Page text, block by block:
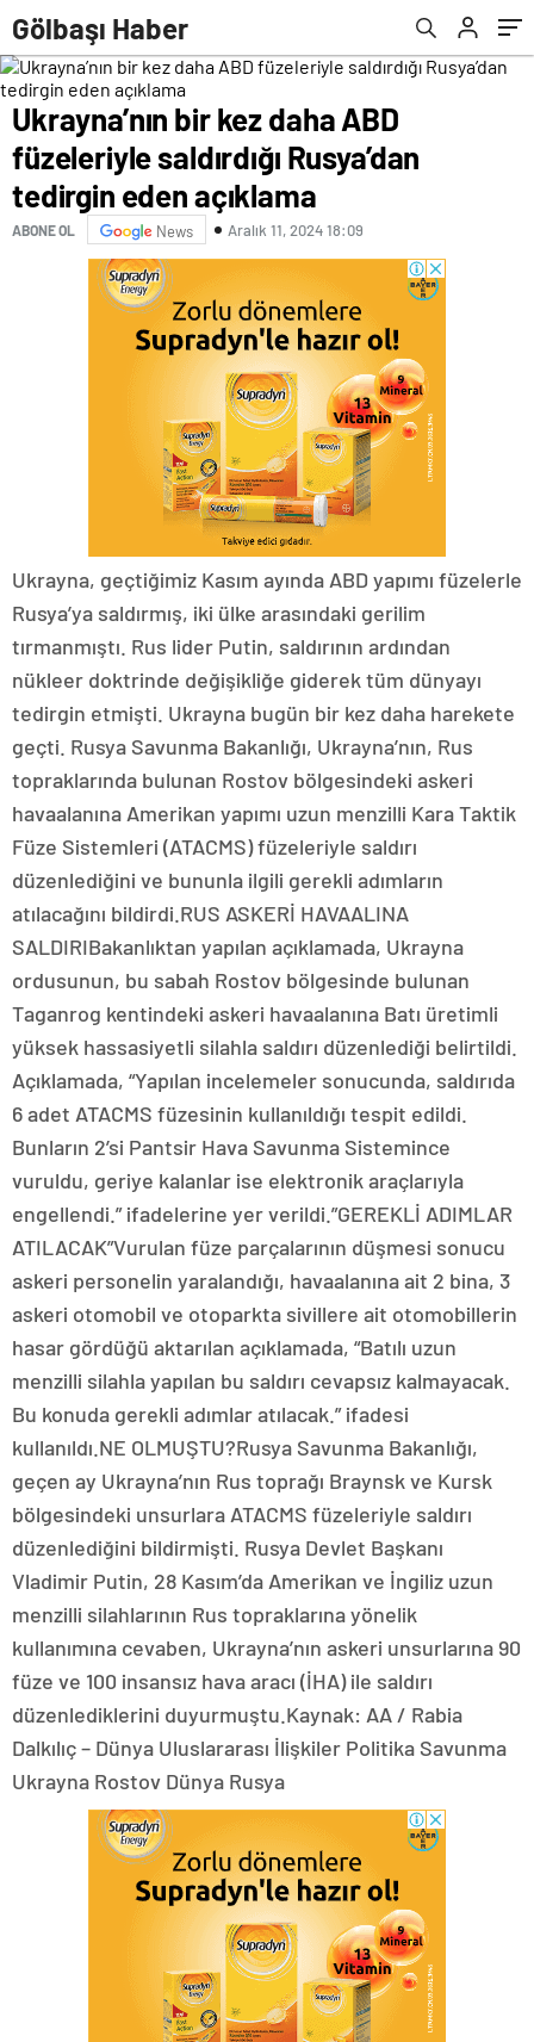
Gölbaşı Haber
Ukrayna’nın bir kez daha ABD
füzeleriyle saldırdığı Rusya’dan
tedirgin eden açıklama
ABONE OL News Aralık 11, 2024 18:09
Ukrayna, geçtiğimiz Kasım ayında ABD yapımı füzelerle
Rusya’ya saldırmış, iki ülke arasındaki gerilim
tırmanmıştı. Rus lider Putin, saldırının ardından
nükleer doktrinde değişikliğe giderek tüm dünyayı
tedirgin etmişti. Ukrayna bugün bir kez daha harekete
geçti. Rusya Savunma Bakanlığı, Ukrayna’nın, Rus
topraklarında bulunan Rostov bölgesindeki askeri
havaalanına Amerikan yapımı uzun menzilli Kara Taktik
Füze Sistemleri (ATACMS) füzeleriyle saldırı
düzenlediğini ve bununla ilgili gerekli adımların
atılacağını bildirdi.RUS ASKERİ HAVAALINA
SALDIRIBakanlıktan yapılan açıklamada, Ukrayna
ordusunun, bu sabah Rostov bölgesinde bulunan
Taganrog kentindeki askeri havaalanına Batı üretimli
yüksek hassasiyetli silahla saldırı düzenlediği belirtildi.
Açıklamada, “Yapılan incelemeler sonucunda, saldırıda
6 adet ATACMS füzesinin kullanıldığı tespit edildi.
Bunların 2’si Pantsir Hava Savunma Sistemince
vuruldu, geriye kalanlar ise elektronik araçlarıyla
engellendi.” ifadelerine yer verildi.”GEREKLİ ADIMLAR
ATILACAK”Vurulan füze parçalarının düşmesi sonucu
askeri personelin yaralandığı, havaalanına ait 2 bina, 3
askeri otomobil ve otoparkta sivillere ait otomobillerin
hasar gördüğü aktarılan açıklamada, “Batılı uzun
menzilli silahla yapılan bu saldırı cevapsız kalmayacak.
Bu konuda gerekli adımlar atılacak.” ifadesi
kullanıldı.NE OLMUŞTU?Rusya Savunma Bakanlığı,
geçen ay Ukrayna’nın Rus toprağı Braynsk ve Kursk
bölgesindeki unsurlara ATACMS füzeleriyle saldırı
düzenlediğini bildirmişti. Rusya Devlet Başkanı
Vladimir Putin, 28 Kasım’da Amerikan ve İngiliz uzun
menzilli silahlarının Rus topraklarına yönelik
kullanımına cevaben, Ukrayna’nın askeri unsurlarına 90
füze ve 100 insansız hava aracı (İHA) ile saldırı
düzenlediklerini duyurmuştu.Kaynak: AA / Rabia
Dalkılıç – Dünya Uluslararası İlişkiler Politika Savunma
Ukrayna Rostov Dünya Rusya